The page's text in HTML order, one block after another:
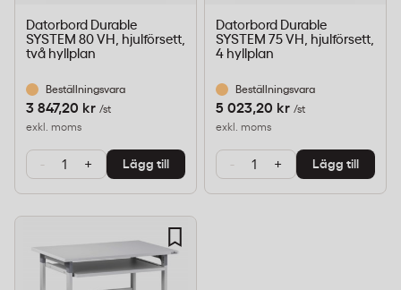
Datorbord Durable
SYSTEM 80 VH, hjulförsett,
två hyllplan
Beställningsvara
3 847,20 kr /st
exkl. moms
- + Lägg till
Datorbord Durable
SYSTEM 75 VH, hjulförsett,
4 hyllplan
Beställningsvara
5 023,20 kr /st
exkl. moms
- + Lägg till